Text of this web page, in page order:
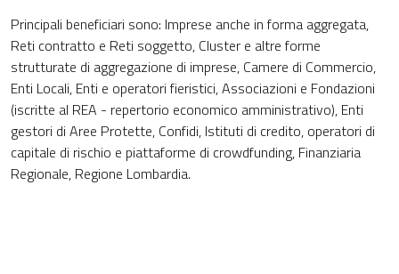
Principali beneficiari sono: Imprese anche in forma aggregata,
Reti contratto e Reti soggetto, Cluster e altre forme
strutturate di aggregazione di imprese, Camere di Commercio,
Enti Locali, Enti e operatori fieristici, Associazioni e Fondazioni
(iscritte al REA - repertorio economico amministrativo), Enti
gestori di Aree Protette, Confidi, Istituti di credito, operatori di
capitale di rischio e piattaforme di crowdfunding, Finanziaria
Regionale, Regione Lombardia.